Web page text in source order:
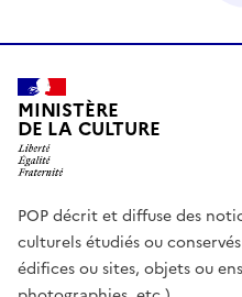
MINISTÈRE
DE LA CULTURE
POP décrit et diffuse des
culturels étudiés ou
édifices ou sites, objets ou